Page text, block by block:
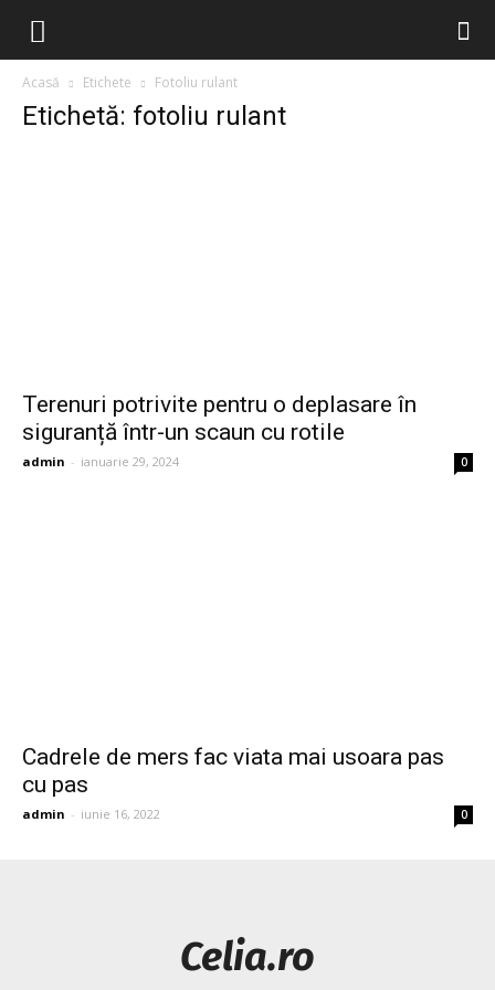
Acasă Etichete Fotoliu rulant
Etichetă: fotoliu rulant
Terenuri potrivite pentru o deplasare în
siguranță într-un scaun cu rotile
admin - ianuarie 29, 2024 0
Cadrele de mers fac viata mai usoara pas
cu pas
admin - iunie 16, 2022 0
Celia.ro